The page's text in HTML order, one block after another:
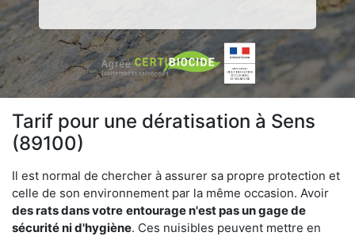
Tarif pour une dératisation à Sens
(89100)
Il est normal de chercher à assurer sa propre protection et
celle de son environnement par la même occasion. Avoir
des rats dans votre entourage n'est pas un gage de
sécurité ni d'hygiène. Ces nuisibles peuvent mettre en